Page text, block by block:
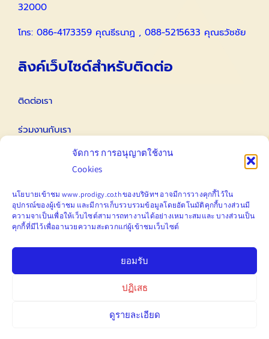
จัดการ การอนุญาตใช้งาน
Cookies
นโยบายเข้าชม www.prodigy.co.th ของบริษัทฯ อาจมีการวางคุกกี้ไว้ใน
อุปกรณ์ของผู้เข้าชม และมีการเก็บรวบรวมข้อมูลโดยอัตโนมัติคุกกี้บางส่วนมี
ความจาเป็นเพื่อให้เว็บไซต์สามารถทางานได้อย่างเหมาะสมและ บางส่วนเป็น
คุกกี้ที่มีไว้เพื่ออานวยความสะดวกแก่ผู้เข้าชมเว็บไซต์
ยอมรับ
ปฏิเสธ
ดูรายละเอียด
32000
โทร: 086-4173359 คุณธีรนาฏ , 088-5215633 คุณธวัชชัย
ลิงค์เว็บไซด์สำหรับติดต่อ
ติดต่อเรา
ร่วมงานกับเรา
ติดต่อนักลงทุนสัมพันธ์ IR
Email
marketing@prodigy.co.th